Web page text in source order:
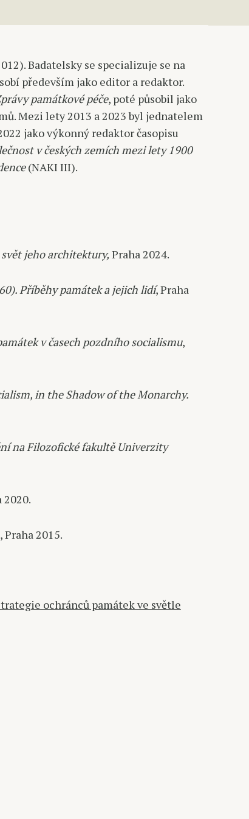
Badatelsky se specializuje se na
především jako editor a redaktor.
památkové péče, poté působil jako
Mezi lety 2013 a 2023 byl jednatelem
jako výkonný redaktor časopisu
v českých zemích mezi lety 1900
(NAKI III).
jeho architektury, Praha 2024.
Příběhy památek a jejich lidí, Praha
v časech pozdního socialismu,
in the Shadow of the Monarchy.
na Filozofické fakultě Univerzity
2020.
, Praha 2015.
ochránců památek ve světle